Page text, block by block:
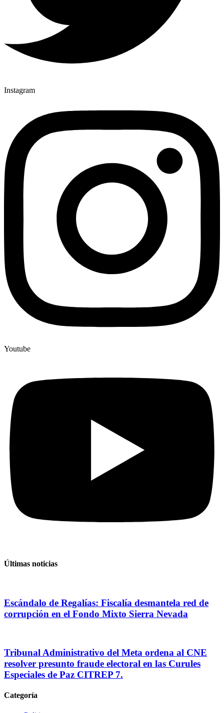
Instagram
Youtube
Últimas noticias
Escándalo de Regalías: Fiscalía desmantela red de
corrupción en el Fondo Mixto Sierra Nevada
Tribunal Administrativo del Meta ordena al CNE
resolver presunto fraude electoral en las Curules
Especiales de Paz CITREP 7.
Categoría